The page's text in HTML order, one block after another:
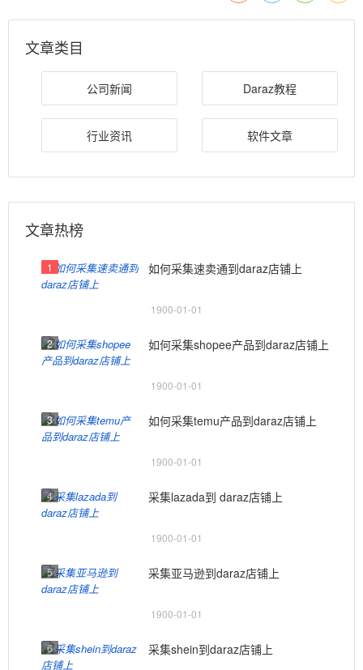
文章类目
公司新闻 Daraz教程
行业资讯 软件文章
文章热榜
1 如何采集速卖通到daraz店铺上
1900-01-01
2 如何采集shopee产品到daraz店铺上
1900-01-01
3 如何采集temu产品到daraz店铺上
1900-01-01
4 采集lazada到 daraz店铺上
1900-01-01
5 采集亚马逊到daraz店铺上
1900-01-01
6 采集shein到daraz店铺上